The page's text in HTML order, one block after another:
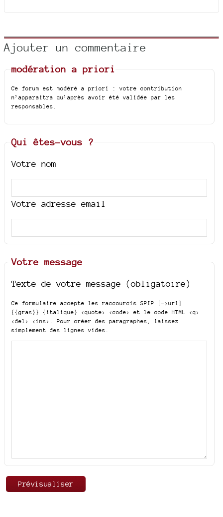
Ajouter un commentaire
modération a priori
Ce forum est modéré a priori : votre contribution
n’apparaîtra qu’après avoir été validée par les
responsables.
Qui êtes-vous ?
Votre nom
Votre adresse email
Votre message
Texte de votre message (obligatoire)
Ce formulaire accepte les raccourcis SPIP
[->url]
{{gras}} {italique} <quote> <code>
et le code HTML <q>
<del> <ins>
. Pour créer des paragraphes, laissez
simplement des lignes vides.